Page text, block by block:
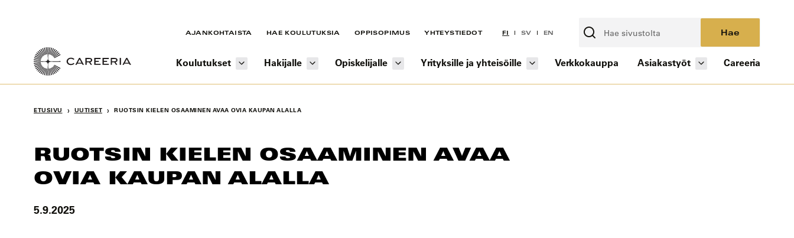
AJANKOHTAISTA HAE KOULUTUKSIA OPPISOPIMUS YHTEYSTIEDOT FI SV EN Hae
Koulutukset Hakijalle Opiskelijalle Yrityksille ja yhteisöille Verkkokauppa Asiakastyöt Careeria
ETUSIVU › UUTISET › RUOTSIN KIELEN OSAAMINEN AVAA OVIA KAUPAN ALALLA
RUOTSIN KIELEN OSAAMINEN AVAA
OVIA KAUPAN ALALLA
5.9.2025